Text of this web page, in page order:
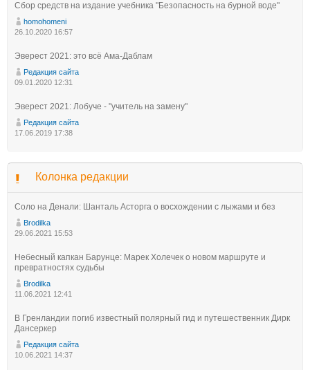
Сбор средств на издание учебника "Безопасность на бурной воде"
homohomeni
26.10.2020 16:57
Эверест 2021: это всё Ама-Даблам
Редакция сайта
09.01.2020 12:31
Эверест 2021: Лобуче - "учитель на замену"
Редакция сайта
17.06.2019 17:38
Колонка редакции
Соло на Денали: Шанталь Асторга о восхождении с лыжами и без
Brodilka
29.06.2021 15:53
Небесный капкан Барунце: Марек Холечек о новом маршруте и
превратностях судьбы
Brodilka
11.06.2021 12:41
В Гренландии погиб известный полярный гид и путешественник Дирк
Дансеркер
Редакция сайта
10.06.2021 14:37